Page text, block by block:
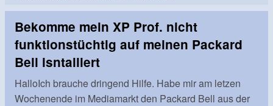
Bekomme mein XP Prof. nicht
funktionstüchtig auf meinen Packard
Bell isntalliert
HalloIch brauche dringend Hilfe. Habe mir am letzen
Wochenende im Mediamarkt den Packard Bell aus der